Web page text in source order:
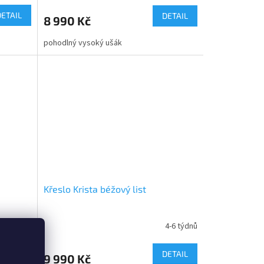
8 990 Kč DETAIL
pohodlný vysoký ušák
Křeslo Krista béžový list
4-6 týdnů
9 990 Kč DETAIL